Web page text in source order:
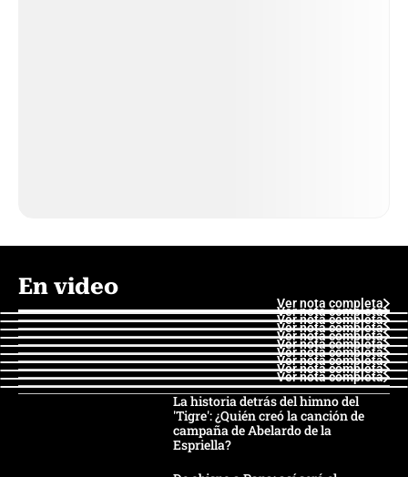
En video
Ver nota completa
Ver nota completa
Ver nota completa
Ver nota completa
Ver nota completa
Ver nota completa
Ver nota completa
Ver nota completa
Ver nota completa
Ver nota completa
La historia detrás del himno del
'Tigre': ¿Quién creó la canción de
campaña de Abelardo de la
Espriella?